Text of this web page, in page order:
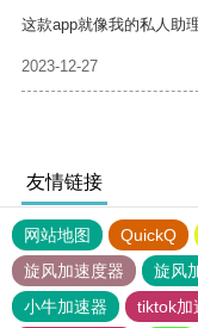
这款app就像我的私人助
2023-12-27
友情链接
网站地图 QuickQ
旋风加速度器
旋风
小牛加速器
tiktok加